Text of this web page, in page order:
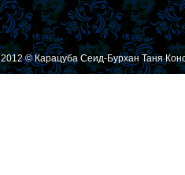
2012 © Карацуба Сеид-Бурхан Таня